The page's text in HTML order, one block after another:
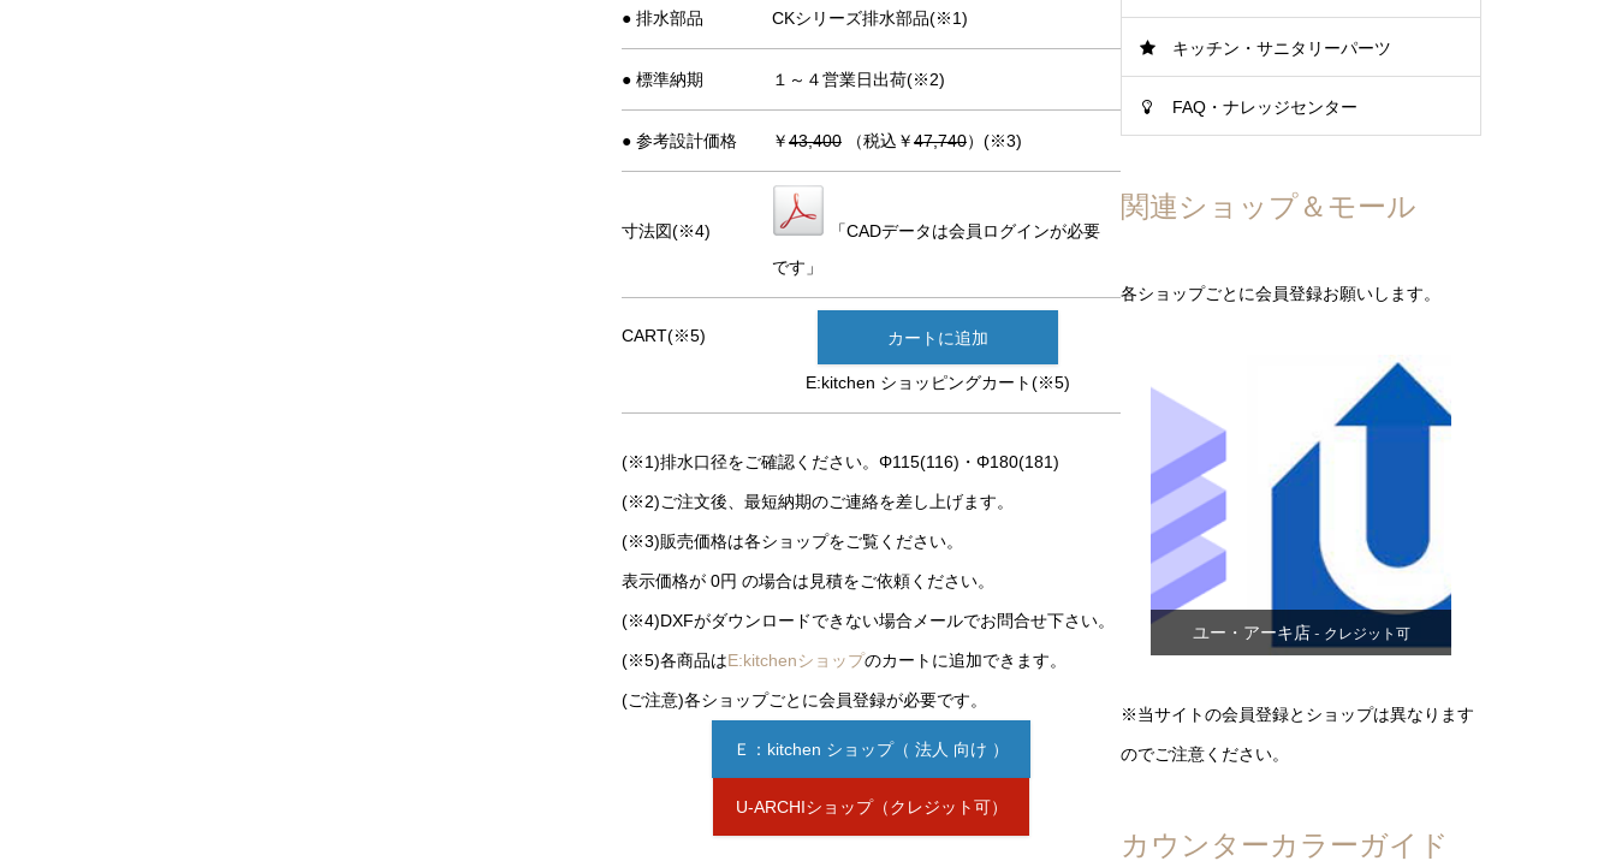
● 排水部品 CKシリーズ排水部品(※1)
● 標準納期 １～４営業日出荷(※2)
● 参考設計価格 ￥43,400 （税込￥47,740）(※3)
寸法図(※4)
「CADデータは会員ログインが必要
です」
CART(※5) カートに追加
E:kitchen ショッピングカート(※5)
(※1)排水口径をご確認ください。Φ115(116)・Φ180(181)
(※2)ご注文後、最短納期のご連絡を差し上げます。
(※3)販売価格は各ショップをご覧ください。
表示価格が 0円 の場合は見積をご依頼ください。
(※4)DXFがダウンロードできない場合メールでお問合せ下さい。
(※5)各商品はE:kitchenショップのカートに追加できます。
(ご注意)各ショップごとに会員登録が必要です。
Ｅ：kitchen ショップ（ 法人 向け ）
U-ARCHIショップ（クレジット可）
キッチン・サニタリーパーツ
FAQ・ナレッジセンター
関連ショップ＆モール
各ショップごとに会員登録お願いします。
ユー・アーキ店- クレジット可
※当サイトの会員登録とショップは異なります
のでご注意ください。
カウンターカラーガイド